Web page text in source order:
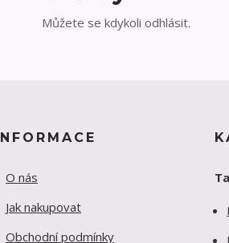
Můžete se kdykoli odhlásit.
INFORMACE
O nás
Jak nakupovat
Obchodní podmínky